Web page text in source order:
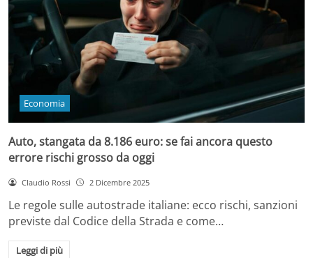
Economia
Auto, stangata da 8.186 euro: se fai ancora questo
errore rischi grosso da oggi
Claudio Rossi 2 Dicembre 2025
Le regole sulle autostrade italiane: ecco rischi, sanzioni
previste dal Codice della Strada e come…
Leggi di più